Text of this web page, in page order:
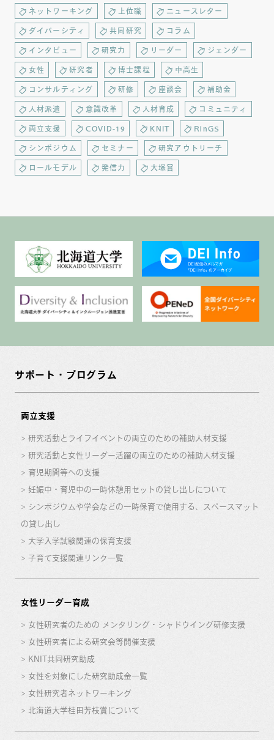
ネットワーキング 上位職 ニュースレター
ダイバーシティ 共同研究 コラム
インタビュー 研究力 リーダー ジェンダー
女性 研究者 博士課程 中高生
コンサルティング 研修 座談会 補助金
人材派遣 意識改革 人材育成 コミュニティ
両立支援 COVID-19 KNIT RinGS
シンポジウム セミナー 研究アウトリーチ
ロールモデル 発信力 大塚賞
サポート・プログラム
両立支援
研究活動とライフイベントの両立のための補助人材支援
研究活動と女性リーダー活躍の両立のための補助人材支援
育児期間等への支援
妊娠中・育児中の一時休憩用セットの貸し出しについて
シンポジウムや学会などの一時保育で使用する、スペースマット
の貸し出し
大学入学試験関連の保育支援
子育て支援関連リンク一覧
女性リーダー育成
女性研究者のための メンタリング・シャドウイング研修支援
女性研究者による研究会等開催支援
KNIT共同研究助成
女性を対象にした研究助成金一覧
女性研究者ネットワーキング
北海道大学桂田芳枝賞について